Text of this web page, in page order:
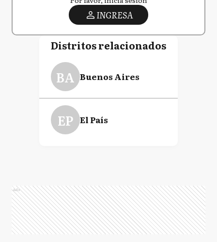
INGRESA
Distritos relacionados
BA Buenos Aires
EP El País
Ads